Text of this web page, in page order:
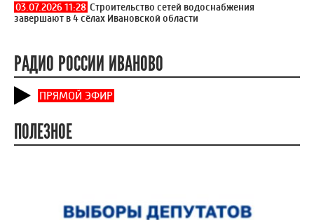
03.07.2026 11:28 Строительство сетей водоснабжения
завершают в 4 сёлах Ивановской области
РАДИО РОССИИ ИВАНОВО
ПРЯМОЙ ЭФИР
ПОЛЕЗНОЕ